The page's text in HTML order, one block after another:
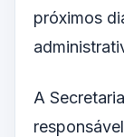
próximos
A